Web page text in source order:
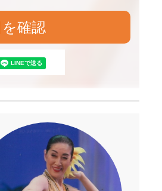
確認